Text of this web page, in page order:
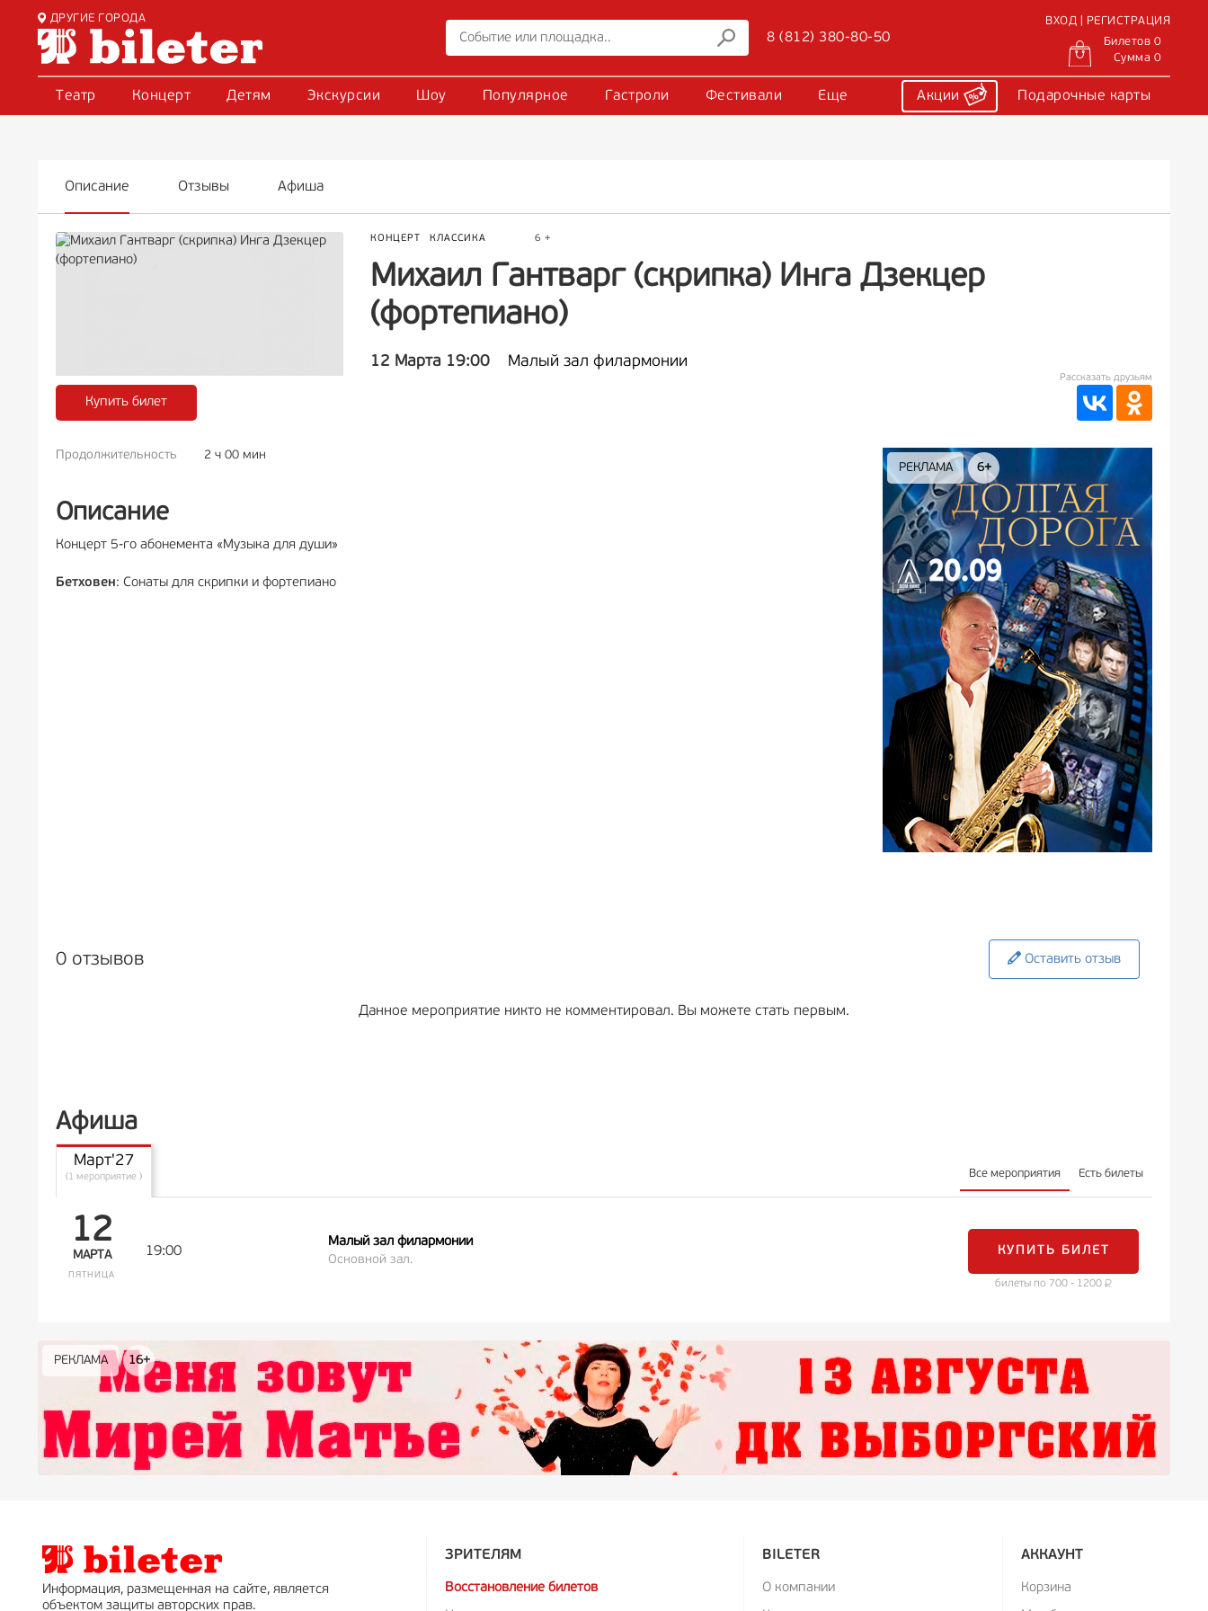
ДРУГИЕ ГОРОДА
8 (812) 380-80-50
ВХОД | РЕГИСТРАЦИЯ
Билетов 0
Сумма 0
Театр Концерт Детям Экскурсии Шоу Популярное Гастроли Фестивали Еще Акции Подарочные карты
Описание Отзывы Афиша
КОНЦЕРТ КЛАССИКА 6 +
Михаил Гантварг (скрипка) Инга Дзекцер
(фортепиано)
12 Марта 19:00 Малый зал филармонии
Купить билет
Рассказать друзьям
Продолжительность 2 ч 00 мин
Описание
Концерт 5-го абонемента «Музыка для души»
Бетховен: Сонаты для скрипки и фортепиано
РЕКЛАМА 12+
0 отзывов Оставить отзыв
Данное мероприятие никто не комментировал. Вы можете стать первым.
Афиша
Все мероприятия Есть билеты
Март'27
(1 мероприятие )
12
МАРТА
ПЯТНИЦА
19:00
Малый зал филармонии
Основной зал.
КУПИТЬ БИЛЕТ
билеты по 700 - 1200
РЕКЛАМА 16+
РЕКЛАМА 16+
РЕКЛАМА 12+
РЕКЛАМА
РЕКЛАМА 0+
РЕКЛАМА 18+
Информация, размещенная на сайте, является
объектом защиты авторских прав.
ЗРИТЕЛЯМ
Восстановление билетов
BILETER
О компании
АККАУНТ
Корзина